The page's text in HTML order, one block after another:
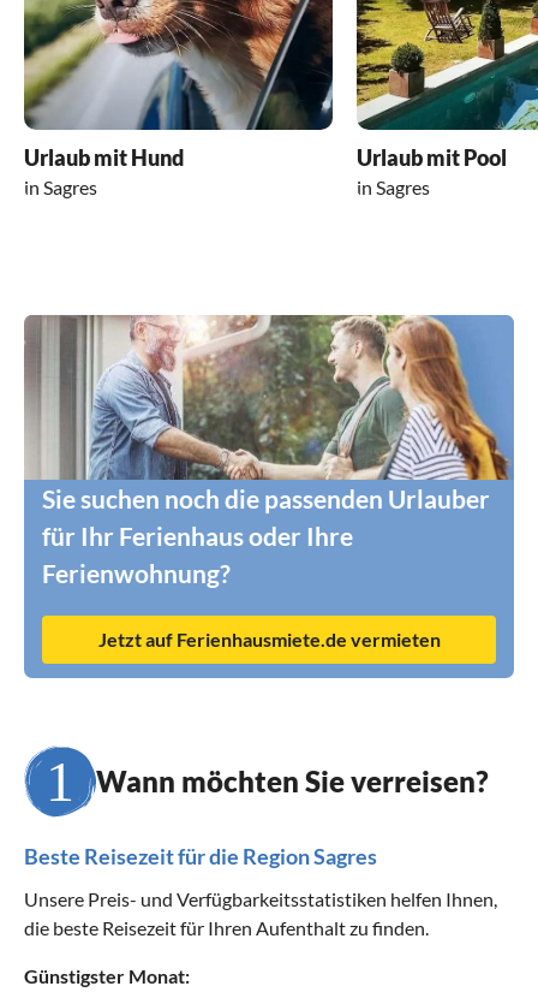
Urlaub mit Hund
in Sagres
Urlaub mit Pool
in Sagres
Sie suchen noch die passenden Urlauber
für Ihr Ferienhaus oder Ihre
Ferienwohnung?
Jetzt auf Ferienhausmiete.de vermieten
Wann möchten Sie verreisen?
Beste Reisezeit für die Region Sagres
Unsere Preis- und Verfügbarkeitsstatistiken helfen Ihnen,
die beste Reisezeit für Ihren Aufenthalt zu finden.
Günstigster Monat: